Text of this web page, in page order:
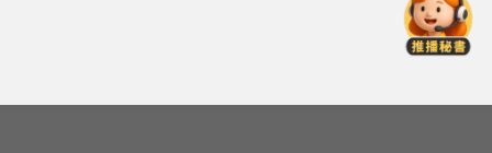
年起發放